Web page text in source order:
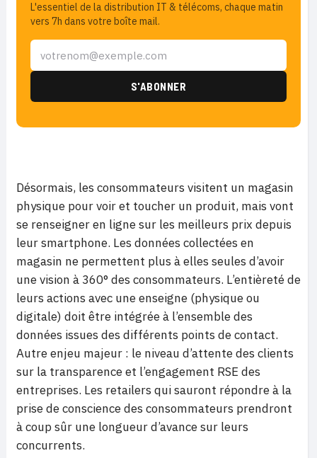
L'essentiel de la distribution IT & télécoms, chaque matin
vers 7h dans votre boîte mail.
Désormais, les consommateurs visitent un magasin
physique pour voir et toucher un produit, mais vont
se renseigner en ligne sur les meilleurs prix depuis
leur smartphone. Les données collectées en
magasin ne permettent plus à elles seules d’avoir
une vision à 360° des consommateurs. L’entièreté de
leurs actions avec une enseigne (physique ou
digitale) doit être intégrée à l’ensemble des
données issues des différents points de contact.
Autre enjeu majeur : le niveau d’attente des clients
sur la transparence et l’engagement RSE des
entreprises. Les retailers qui sauront répondre à la
prise de conscience des consommateurs prendront
à coup sûr une longueur d’avance sur leurs
concurrents.